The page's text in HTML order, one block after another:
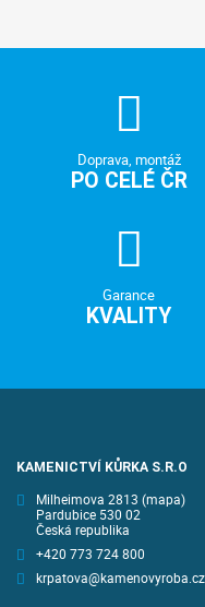
Doprava, montáž
PO CELÉ ČR
Garance
KVALITY
KAMENICTVÍ KŮRKA S.R.O
Milheimova 2813 (mapa)
Pardubice 530 02
Česká republika
+420 773 724 800
krpatova@kamenovyroba.cz